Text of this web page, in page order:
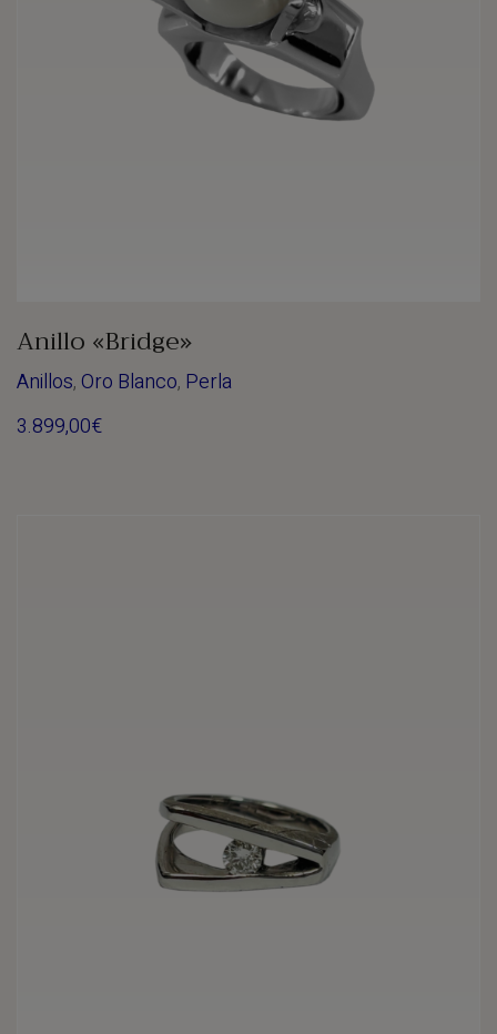
Anillo «Bridge»
Anillos,Oro Blanco, Perla
3.899,00€